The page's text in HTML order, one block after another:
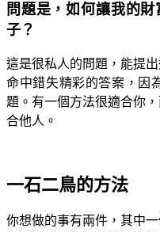
問題是，如何讓我的
子？
這是很私人的問題，能提
命中錯失精彩的答案，因
題。有一個方法很適合你
合他人。
一石二鳥的方法
你想做的事有兩件，其中